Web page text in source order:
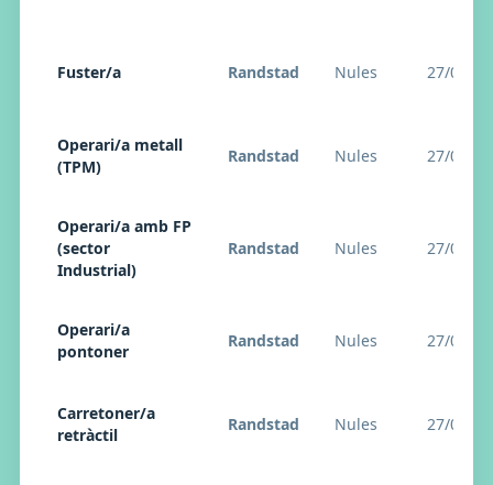
Fuster/a Randstad Nules 27/04/
Operari/a metall
(TPM)
Randstad Nules 27/04/
Operari/a amb FP
(sector
Industrial)
Randstad Nules 27/04/
Operari/a
pontoner
Randstad Nules 27/04/
Carretoner/a
retràctil
Randstad Nules 27/04/